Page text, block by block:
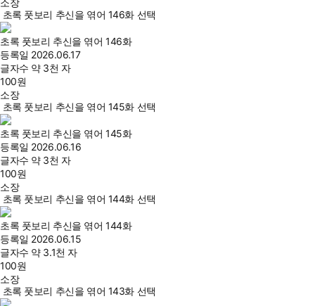
소장
초록 풋보리 추신을 엮어 146화 선택
초록 풋보리 추신을 엮어 146화
등록일 2026.06.17
글자수 약 3천 자
100원
소장
초록 풋보리 추신을 엮어 145화 선택
초록 풋보리 추신을 엮어 145화
등록일 2026.06.16
글자수 약 3천 자
100원
소장
초록 풋보리 추신을 엮어 144화 선택
초록 풋보리 추신을 엮어 144화
등록일 2026.06.15
글자수 약 3.1천 자
100원
소장
초록 풋보리 추신을 엮어 143화 선택